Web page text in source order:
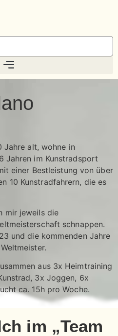
Jahre alt, wohne in
Jahren im Kunstradsport
einer Bestleistung von über
10 Kunstradfahrern, die es
mir jeweils die
schnappen.
und die kommenden Jahre
aus 3x Heimtraining
3x Joggen, 6x
ca. 15h pro Woche.
im „Team